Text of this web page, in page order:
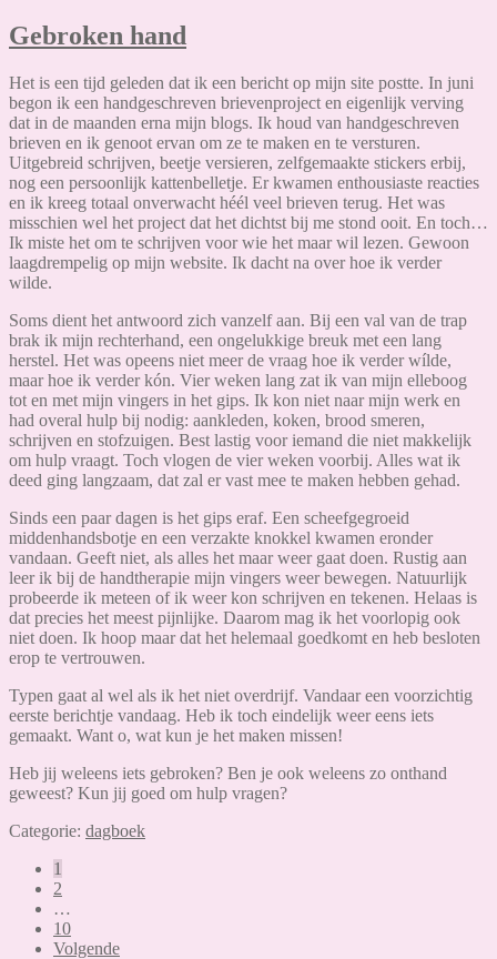
Gebroken hand
Het is een tijd geleden dat ik een bericht op mijn site postte. In juni
begon ik een handgeschreven brievenproject en eigenlijk verving
dat in de maanden erna mijn blogs. Ik houd van handgeschreven
brieven en ik genoot ervan om ze te maken en te versturen.
Uitgebreid schrijven, beetje versieren, zelfgemaakte stickers erbij,
nog een persoonlijk kattenbelletje. Er kwamen enthousiaste reacties
en ik kreeg totaal onverwacht héél veel brieven terug. Het was
misschien wel het project dat het dichtst bij me stond ooit. En toch…
Ik miste het om te schrijven voor wie het maar wil lezen. Gewoon
laagdrempelig op mijn website. Ik dacht na over hoe ik verder
wilde.
Soms dient het antwoord zich vanzelf aan. Bij een val van de trap
brak ik mijn rechterhand, een ongelukkige breuk met een lang
herstel. Het was opeens niet meer de vraag hoe ik verder wílde,
maar hoe ik verder kón. Vier weken lang zat ik van mijn elleboog
tot en met mijn vingers in het gips. Ik kon niet naar mijn werk en
had overal hulp bij nodig: aankleden, koken, brood smeren,
schrijven en stofzuigen. Best lastig voor iemand die niet makkelijk
om hulp vraagt. Toch vlogen de vier weken voorbij. Alles wat ik
deed ging langzaam, dat zal er vast mee te maken hebben gehad.
Sinds een paar dagen is het gips eraf. Een scheefgegroeid
middenhandsbotje en een verzakte knokkel kwamen eronder
vandaan. Geeft niet, als alles het maar weer gaat doen. Rustig aan
leer ik bij de handtherapie mijn vingers weer bewegen. Natuurlijk
probeerde ik meteen of ik weer kon schrijven en tekenen. Helaas is
dat precies het meest pijnlijke. Daarom mag ik het voorlopig ook
niet doen. Ik hoop maar dat het helemaal goedkomt en heb besloten
erop te vertrouwen.
Typen gaat al wel als ik het niet overdrijf. Vandaar een voorzichtig
eerste berichtje vandaag. Heb ik toch eindelijk weer eens iets
gemaakt. Want o, wat kun je het maken missen!
Heb jij weleens iets gebroken? Ben je ook weleens zo onthand
geweest? Kun jij goed om hulp vragen?
Categorie: dagboek
Berichten
paginering
1
2
…
10
Volgende